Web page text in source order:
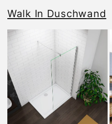
Walk In Duschwand